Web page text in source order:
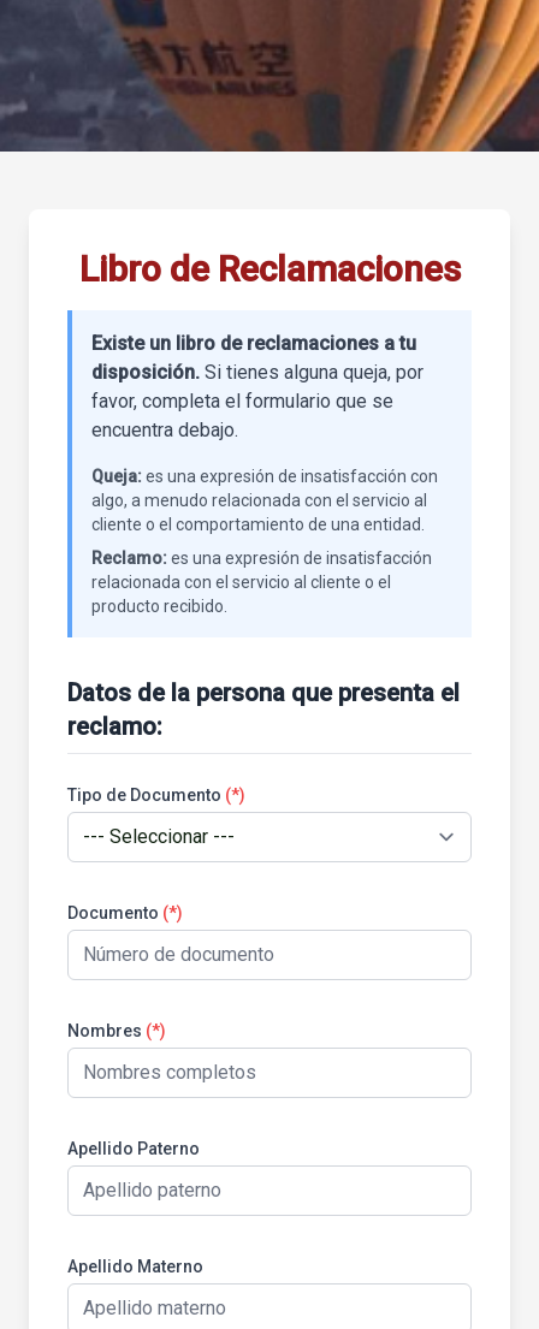
Libro de Reclamaciones
Existe un libro de reclamaciones a tu
disposición. Si tienes alguna queja, por
favor, completa el formulario que se
encuentra debajo.
Queja:es una expresión de insatisfacción con
algo, a menudo relacionada con el servicio al
cliente o el comportamiento de una entidad.
Reclamo:es una expresión de insatisfacción
relacionada con el servicio al cliente o el
producto recibido.
Datos de la persona que presenta el
reclamo:
Tipo de Documento (*)
Documento (*)
Nombres (*)
Apellido Paterno
Apellido Materno